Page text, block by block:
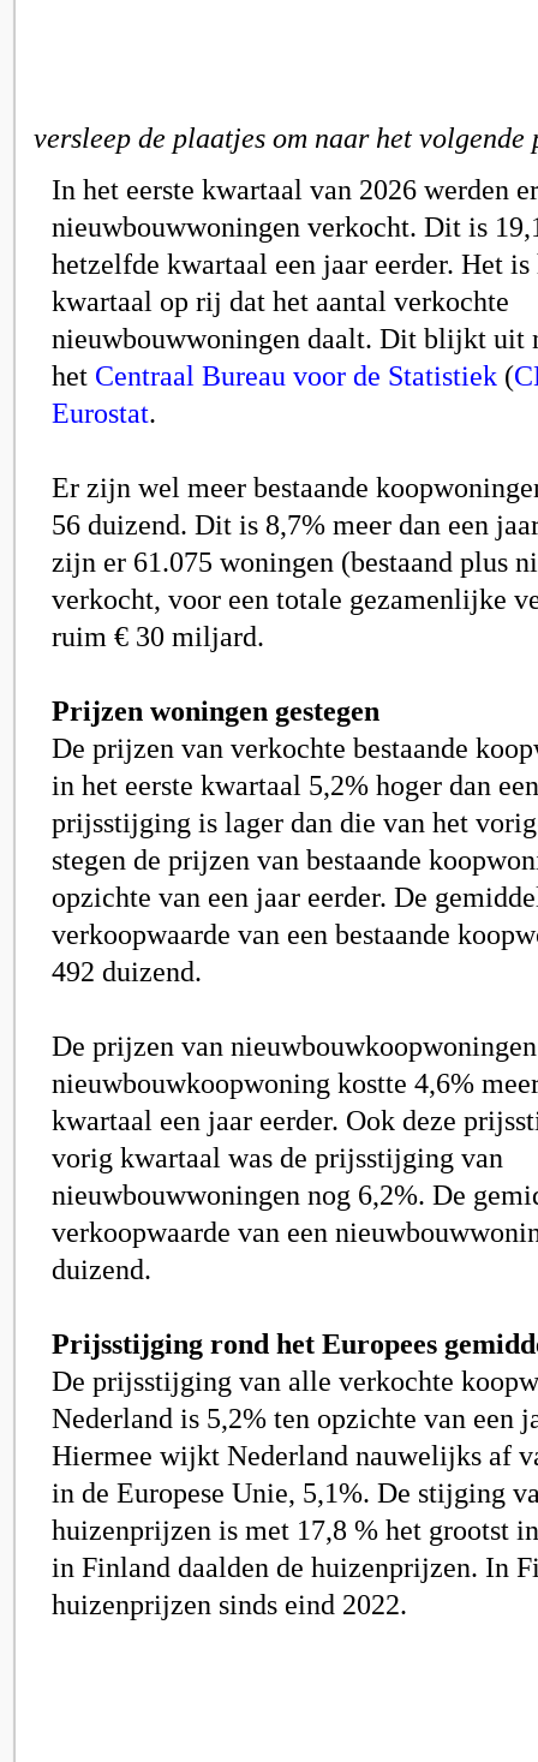
versleep de plaatjes om naar het
In het eerste kwartaal van 2026 werden
nieuwbouwwoningen verkocht. Dit is
hetzelfde kwartaal een jaar eerder. Het is
kwartaal op rij dat het aantal verkochte
nieuwbouwwoningen daalt. Dit blijkt uit
het Centraal Bureau voor de Statistiek (
Eurostat.
Er zijn wel meer bestaande
56 duizend. Dit is 8,7% meer dan een
zijn er 61.075 woningen (bestaand plus
verkocht, voor een totale gezamenlijke
ruim € 30 miljard.
Prijzen woningen gestegen
De prijzen van verkochte bestaande
in het eerste kwartaal 5,2% hoger dan
prijsstijging is lager dan die van het
stegen de prijzen van bestaande
opzichte van een jaar eerder. De
verkoopwaarde van een bestaande
492 duizend.
De prijzen van
nieuwbouwkoopwoning kostte 4,6%
kwartaal een jaar eerder. Ook deze
vorig kwartaal was de prijsstijging van
nieuwbouwwoningen nog 6,2%. De
verkoopwaarde van een
duizend.
Prijsstijging rond het Europees
De prijsstijging van alle verkochte
Nederland is 5,2% ten opzichte van een
Hiermee wijkt Nederland nauwelijks af
in de Europese Unie, 5,1%. De stijging
huizenprijzen is met 17,8 % het grootst
in Finland daalden de huizenprijzen. In
huizenprijzen sinds eind 2022.